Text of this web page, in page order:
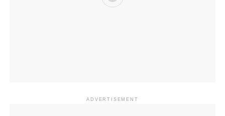
ADVERTISEMENT